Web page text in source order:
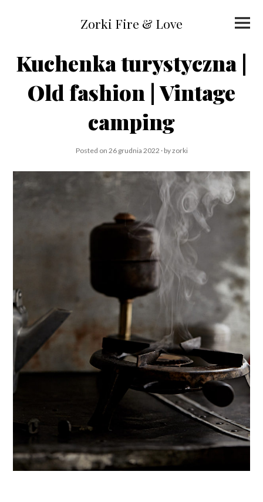
content
Zorki Fire & Love
Menu
Kuchenka turystyczna |
Old fashion | Vintage
camping
Posted on 26 grudnia 2022 byzorki